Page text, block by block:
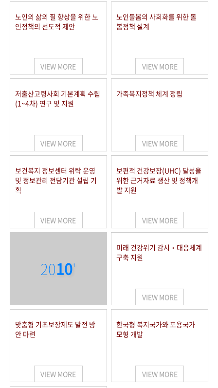
노인의 삶의 질 향상을 위한 노
인정책의 선도적 제안
VIEW MORE
노인돌봄의 사회화를 위한 돌
봄정책 설계
VIEW MORE
저출산고령사회 기본계획 수립
(1~4차) 연구 및 지원
VIEW MORE
가족복지정책 체계 정립
VIEW MORE
보건복지 정보센터 위탁 운영
및 정보관리 전담기관 설립 기
획
VIEW MORE
보편적 건강보장(UHC) 달성을
위한 근거자료 생산 및 정책개
발 지원
VIEW MORE
2010'
미래 건강위기 감시‧대응체계
구축 지원
VIEW MORE
맞춤형 기초보장제도 발전 방
안 마련
VIEW MORE
한국형 복지국가와 포용국가
모형 개발
VIEW MORE